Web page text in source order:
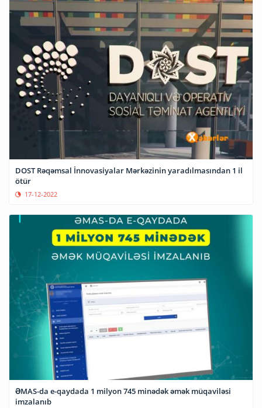
DOST Rəqəmsal İnnovasiyalar Mərkəzinin yaradılmasından 1 il
ötür
17-12-2022
ƏMAS-da e-qaydada 1 milyon 745 minədək əmək müqaviləsi
imzalanıb